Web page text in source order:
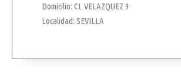
Domicilio: CL VELAZQUEZ 9
Localidad: SEVILLA